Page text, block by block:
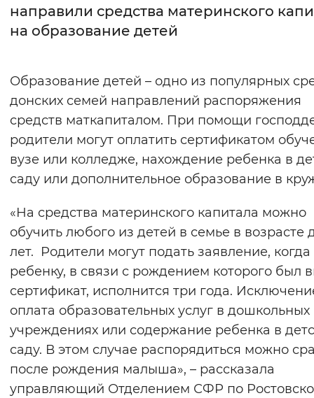
Интервал между буквами
Цвет сайта
Монохромный Инверсивный
Синий фон
Включены Выключены
Звуковой ассистент
Воспроизвести Остановить
Вернуть стандартные настройки
направили средства материнского
на образование детей
Образование детей – одно из популярных
донских семей направлений распоряжения
средств маткапиталом. При помощи
родители могут оплатить сертификатом
вузе или колледже, нахождение ребенка в
саду или дополнительное образование в
«На средства материнского капитала можно
обучить любого из детей в семье в возрасте
лет. Родители могут подать заявление, когда
ребенку, в связи с рождением которого был
сертификат, исполнится три года.
оплата образовательных услуг в дошкольных
учреждениях или содержание ребенка в
саду. В этом случае распорядиться можно
после рождения малыша», – рассказала
управляющий Отделением СФР по